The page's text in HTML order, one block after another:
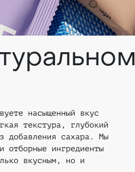
насыщенный вкус
текстура, глубокий
добавления сахара. Мы
отборные ингредиенты
вкусным, но и